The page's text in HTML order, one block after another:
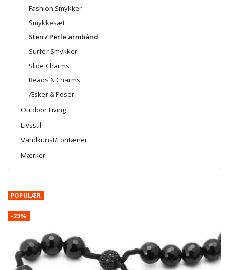
Fashion Smykker
Smykkesæt
Sten / Perle armbånd
Surfer Smykker
Slide Charms
Beads & Charms
Æsker & Poser
Outdoor Living
Livsstil
Vandkunst/Fontæner
Mærker
POPULÆR
-23%